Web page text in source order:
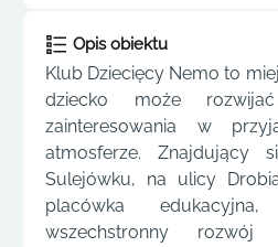
Opis obiektu
Klub Dziecięcy Nemo to
dziecko może
zainteresowania w
atmosferze. Znajdujący
Sulejówku, na ulicy
placówka
wszechstronny